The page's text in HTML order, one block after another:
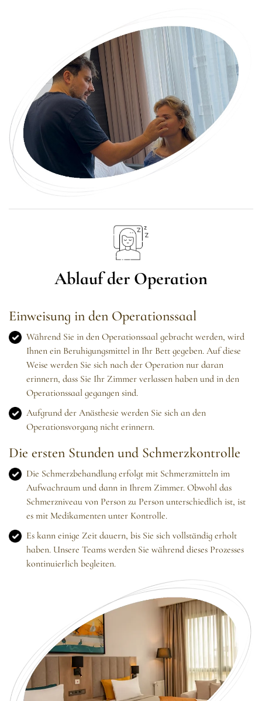
Ablauf der Operation
Einweisung in den Operationssaal
Während Sie in den Operationssaal gebracht werden, wird
Ihnen ein Beruhigungsmittel in Ihr Bett gegeben. Auf diese
Weise werden Sie sich nach der Operation nur daran
erinnern, dass Sie Ihr Zimmer verlassen haben und in den
Operationssaal gegangen sind.
Aufgrund der Anästhesie werden Sie sich an den
Operationsvorgang nicht erinnern.
Die ersten Stunden und Schmerzkontrolle
Die Schmerzbehandlung erfolgt mit Schmerzmitteln im
Aufwachraum und dann in Ihrem Zimmer. Obwohl das
Schmerzniveau von Person zu Person unterschiedlich ist, ist
es mit Medikamenten unter Kontrolle.
Es kann einige Zeit dauern, bis Sie sich vollständig erholt
haben. Unsere Teams werden Sie während dieses Prozesses
kontinuierlich begleiten.